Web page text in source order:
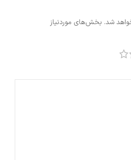
شد. بخش‌های موردنیاز